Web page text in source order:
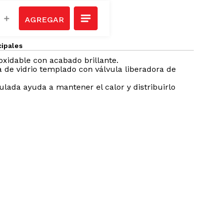
＋
con acabado brillante.
de vidrio templado con válvula liberadora de
ayuda a mantener el calor y distribuirlo